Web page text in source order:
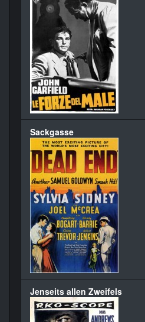
Sackgasse
Jenseits allen Zweifels